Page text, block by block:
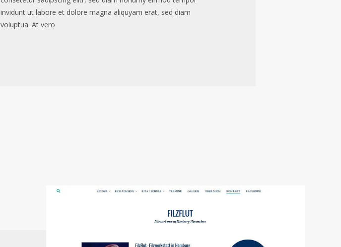
invidunt ut labore et dolore magna aliquyam erat, sed diam
voluptua. At vero